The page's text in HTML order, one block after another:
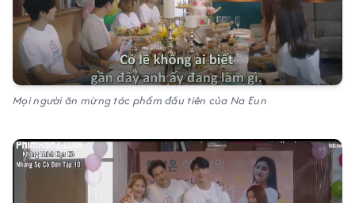
Mọi người ăn mừng tác phẩm đầu tiên của Na Eun